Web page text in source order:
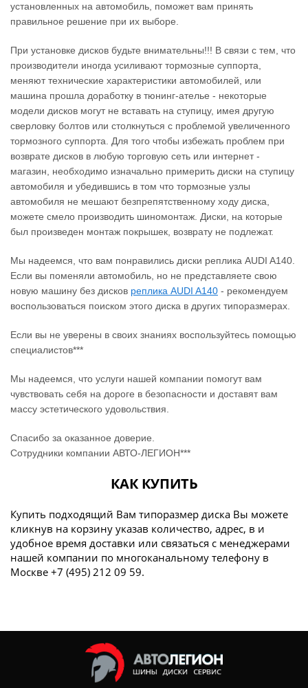
установленных на автомобиль, поможет вам принять
правильное решение при их выборе.
При установке дисков будьте внимательны!!! В связи с тем, что
производители иногда усиливают тормозные суппорта,
меняют технические характеристики автомобилей, или
машина прошла доработку в тюнинг-ателье - некоторые
модели дисков могут не вставать на ступицу, имея другую
сверловку болтов или столкнуться с проблемой увеличенного
тормозного суппорта. Для того чтобы избежать проблем при
возврате дисков в любую торговую сеть или интернет -
магазин, необходимо изначально примерить диски на ступицу
автомобиля и убедившись в том что тормозные узлы
автомобиля не мешают безпрепятственному ходу диска,
можете смело производить шиномонтаж. Диски, на которые
был произведен монтаж покрышек, возврату не подлежат.
Мы надеемся, что вам понравились диски реплика AUDI A140.
Если вы поменяли автомобиль, но не представляете свою
новую машину без дисков реплика AUDI A140 ‐ рекомендуем
воспользоваться поиском этого диска в других типоразмерах.
Если вы не уверены в своих знаниях воспользуйтесь помощью
специалистов***
Мы надеемся, что услуги нашей компании помогут вам
чувствовать себя на дороге в безопасности и доставят вам
массу эстетического удовольствия.
Спасибо за оказанное доверие.
Сотрудники компании АВТО-ЛЕГИОН***
КАК КУПИТЬ
Купить подходящий Вам типоразмер диска Вы можете
кликнув на корзину указав количество, адрес, в и
удобное время доставки или связаться с менеджерами
нашей компании по многоканальному телефону в
Москве +7 (495) 212 09 59.